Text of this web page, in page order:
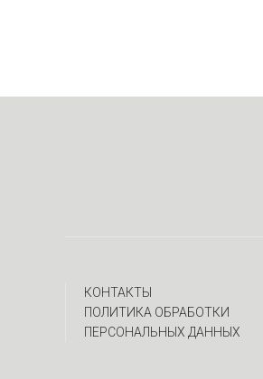
КОНТАКТЫ
ПОЛИТИКА ОБРАБОТКИ
ПЕРСОНАЛЬНЫХ ДАННЫХ